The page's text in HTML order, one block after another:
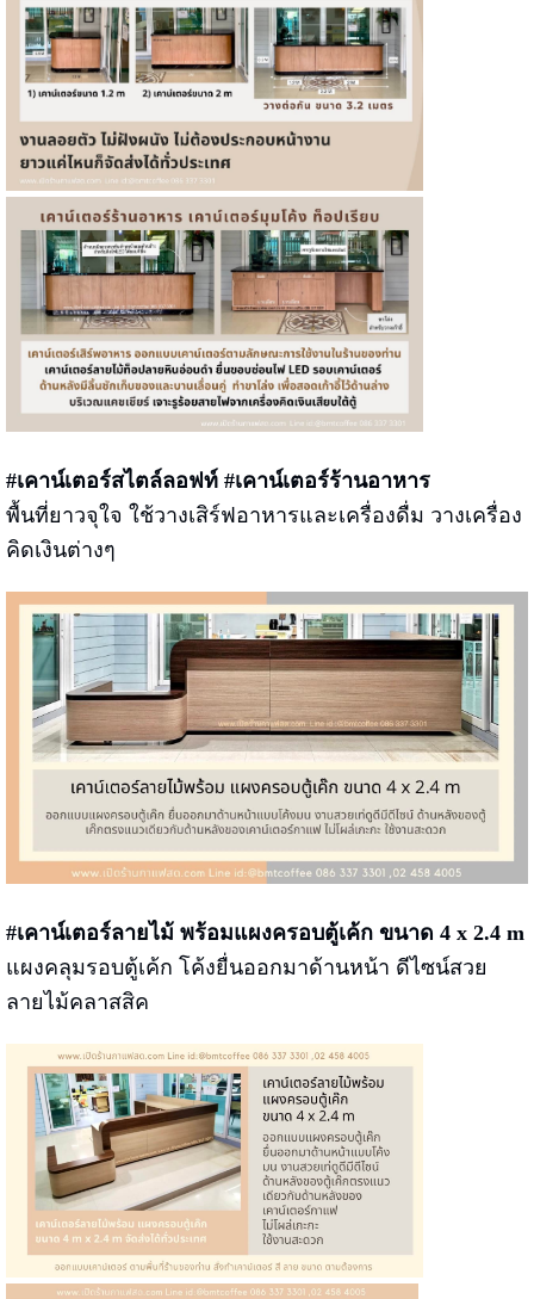
#เคาน์เตอร์สไตล์ลอฟท์ #เคาน์เตอร์ร้านอาหาร
พื้นที่ยาวจุใจ ใช้วางเสิร์ฟอาหารและเครื่องดื่ม วางเครื่อง
คิดเงินต่างๆ
#เคาน์เตอร์ลายไม้ พร้อมแผงครอบตู้เค้ก ขนาด 4 x 2.4 m
แผงคลุมรอบตู้เค้ก โค้งยื่นออกมาด้านหน้า ดีไซน์สวย
ลายไม้คลาสสิค